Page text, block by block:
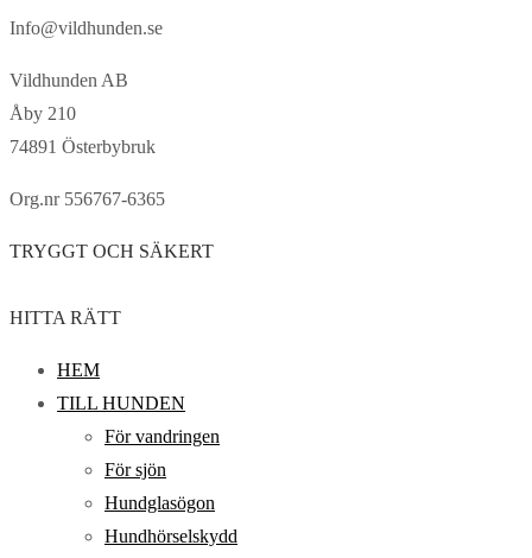
Info@vildhunden.se
Vildhunden AB
Åby 210
74891 Österbybruk
Org.nr 556767-6365
TRYGGT OCH SÄKERT
HITTA RÄTT
HEM
TILL HUNDEN
För vandringen
För sjön
Hundglasögon
Hundhörselskydd